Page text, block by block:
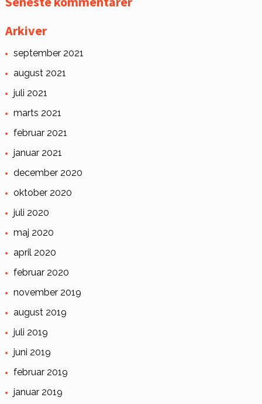
Arkiver
september 2021
august 2021
juli 2021
marts 2021
februar 2021
januar 2021
december 2020
oktober 2020
juli 2020
maj 2020
april 2020
februar 2020
november 2019
august 2019
juli 2019
juni 2019
februar 2019
januar 2019